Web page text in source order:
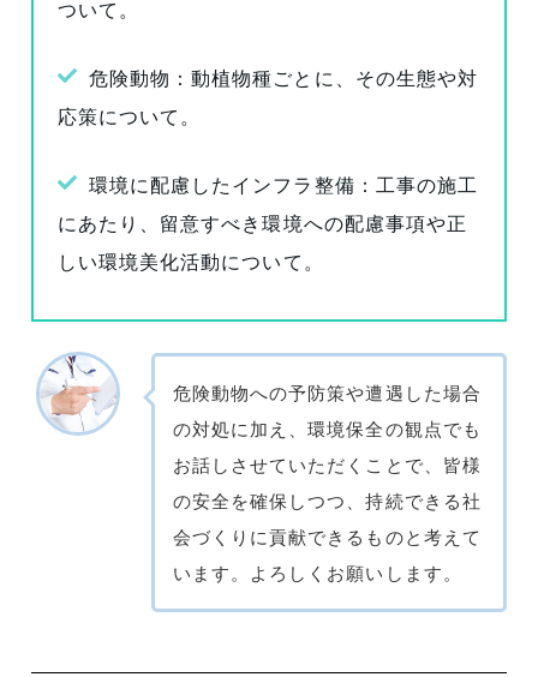
ついて。
危険動物：動植物種ごとに、その生態や対
応策について。
環境に配慮したインフラ整備：工事の施工
にあたり、留意すべき環境への配慮事項や正
しい環境美化活動について。
危険動物への予防策や遭遇した場合
の対処に加え、環境保全の観点でも
お話しさせていただくことで、皆様
の安全を確保しつつ、持続できる社
会づくりに貢献できるものと考えて
います。よろしくお願いします。